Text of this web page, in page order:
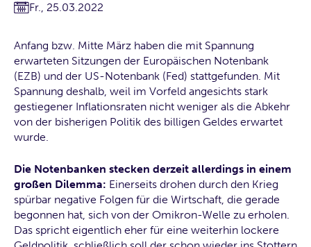
Fr., 25.03.2022
Anfang bzw. Mitte März haben die mit Spannung
erwarteten Sitzungen der Europäischen Notenbank
(EZB) und der US-Notenbank (Fed) stattgefunden. Mit
Spannung deshalb, weil im Vorfeld angesichts stark
gestiegener Inflationsraten nicht weniger als die Abkehr
von der bisherigen Politik des billigen Geldes erwartet
wurde.
Die Notenbanken stecken derzeit allerdings in einem
großen Dilemma: Einerseits drohen durch den Krieg
spürbar negative Folgen für die Wirtschaft, die gerade
begonnen hat, sich von der Omikron-Welle zu erholen.
Das spricht eigentlich eher für eine weiterhin lockere